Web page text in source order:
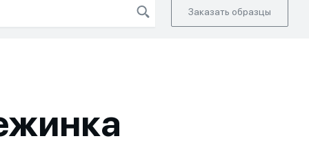
Заказать образцы